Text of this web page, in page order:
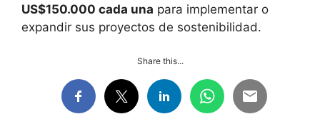
US$150.000 cada una para implementar o
expandir sus proyectos de sostenibilidad.
Share this...